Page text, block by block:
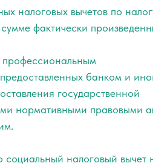
налоговых вычетов по
фактически
банком и
государственной
нормативными правовыми
социальный налоговый вычет